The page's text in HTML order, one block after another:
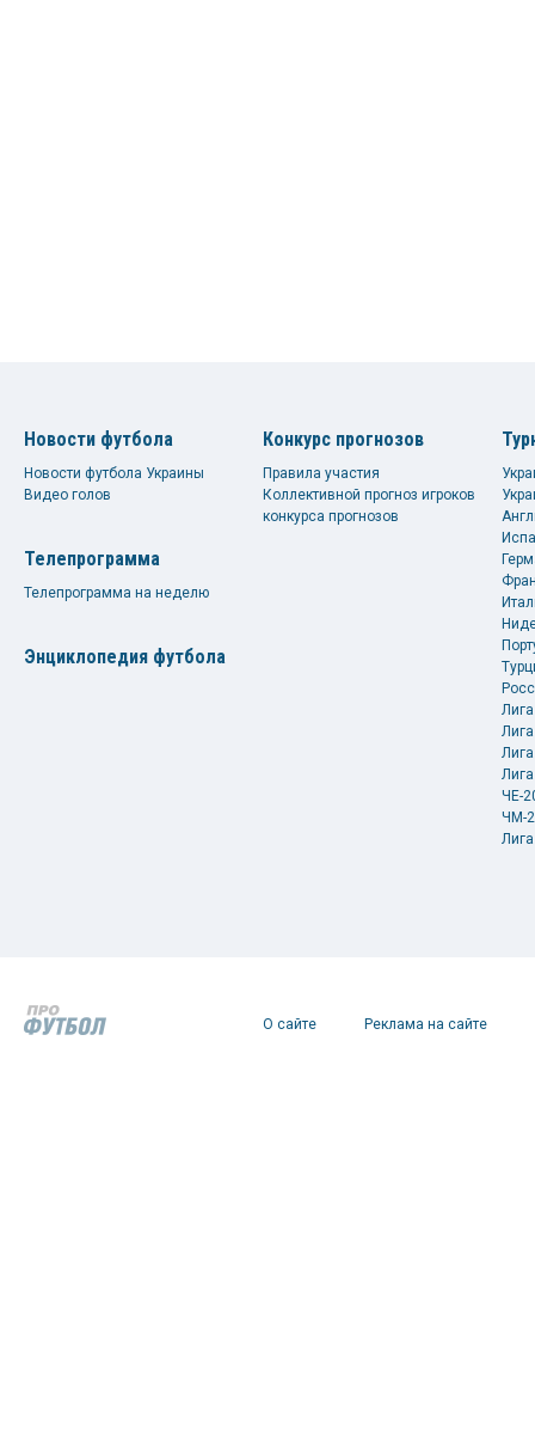
Новости футбола
Новости футбола Украины
Видео голов
Телепрограмма
Телепрограмма на неделю
Энциклопедия футбола
Конкурс прогнозов
Правила участия
Коллективной прогноз игроков
конкурса прогнозов
ЧЕ-
ЧМ-
О сайте Реклама на сайте